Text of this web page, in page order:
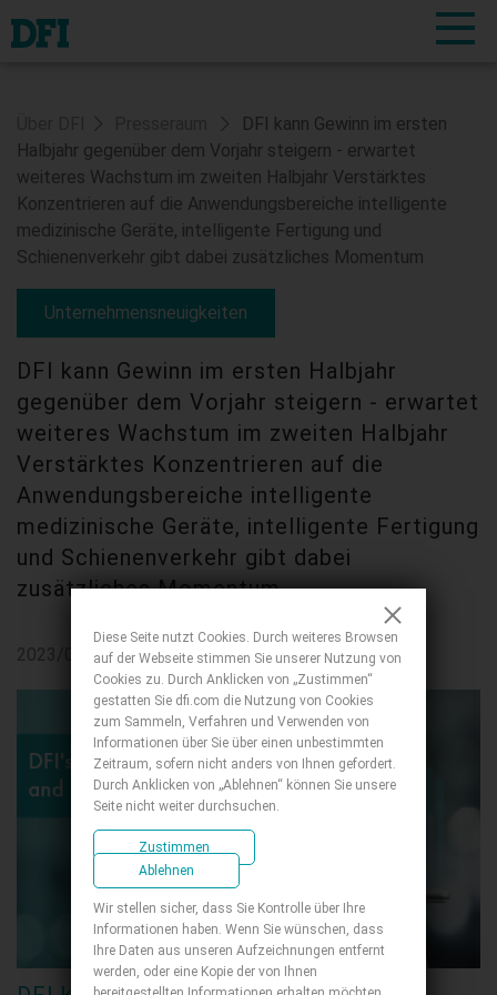
DFI kann Gewinn im ersten
Halbjahr gegenüber dem Vorjahr steigern - erwartet
weiteres Wachstum im zweiten Halbjahr Verstärktes
Konzentrieren auf die Anwendungsbereiche intelligente
medizinische Geräte, intelligente Fertigung und
Schienenverkehr gibt dabei zusätzliches Momentum
Unternehmensneuigkeiten
DFI kann Gewinn im ersten Halbjahr
gegenüber dem Vorjahr steigern - erwartet
weiteres Wachstum im zweiten Halbjahr
Verstärktes Konzentrieren auf die
Anwendungsbereiche intelligente
medizinische Geräte, intelligente Fertigung
und Schienenverkehr gibt dabei
zusätzliches Momentum
2023/08/15
Diese Seite nutzt Cookies. Durch weiteres Browsen
auf der Webseite stimmen Sie unserer Nutzung von
Cookies zu. Durch Anklicken von „Zustimmen“
gestatten Sie dfi.com die Nutzung von Cookies
zum Sammeln, Verfahren und Verwenden von
Informationen über Sie über einen unbestimmten
Zeitraum, sofern nicht anders von Ihnen gefordert.
Durch Anklicken von „Ablehnen“ können Sie unsere
Seite nicht weiter durchsuchen.
Zustimmen
Ablehnen
Wir stellen sicher, dass Sie Kontrolle über Ihre
Informationen haben. Wenn Sie wünschen, dass
Ihre Daten aus unseren Aufzeichnungen entfernt
werden, oder eine Kopie der von Ihnen